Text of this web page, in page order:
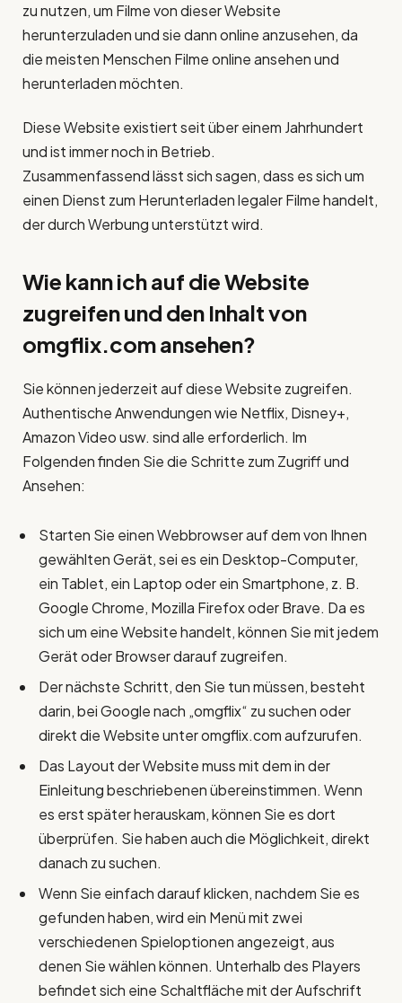
zu nutzen, um Filme von dieser Website
herunterzuladen und sie dann online anzusehen, da
die meisten Menschen Filme online ansehen und
herunterladen möchten.
Diese Website existiert seit über einem Jahrhundert
und ist immer noch in Betrieb.
Zusammenfassend lässt sich sagen, dass es sich um
einen Dienst zum Herunterladen legaler Filme handelt,
der durch Werbung unterstützt wird.
Wie kann ich auf die Website
zugreifen und den Inhalt von
omgflix.com ansehen?
Sie können jederzeit auf diese Website zugreifen.
Authentische Anwendungen wie Netflix, Disney+,
Amazon Video usw. sind alle erforderlich. Im
Folgenden finden Sie die Schritte zum Zugriff und
Ansehen:
Starten Sie einen Webbrowser auf dem von Ihnen
gewählten Gerät, sei es ein Desktop-Computer,
ein Tablet, ein Laptop oder ein Smartphone, z. B.
Google Chrome, Mozilla Firefox oder Brave. Da es
sich um eine Website handelt, können Sie mit jedem
Gerät oder Browser darauf zugreifen.
Der nächste Schritt, den Sie tun müssen, besteht
darin, bei Google nach „omgflix“ zu suchen oder
direkt die Website unter omgflix.com aufzurufen.
Das Layout der Website muss mit dem in der
Einleitung beschriebenen übereinstimmen. Wenn
es erst später herauskam, können Sie es dort
überprüfen. Sie haben auch die Möglichkeit, direkt
danach zu suchen.
Wenn Sie einfach darauf klicken, nachdem Sie es
gefunden haben, wird ein Menü mit zwei
verschiedenen Spieloptionen angezeigt, aus
denen Sie wählen können. Unterhalb des Players
befindet sich eine Schaltfläche mit der Aufschrift